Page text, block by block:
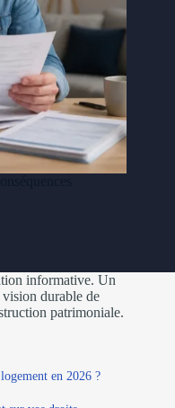
informative. Un
vision durable de
patrimoniale.
en 2026 ?